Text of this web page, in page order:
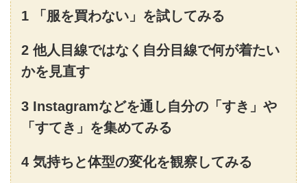
1 「服を買わない」を試してみる
2 他⼈⽬線ではなく⾃分⽬線で何が着たい
かを⾒直す
3 Instagramなどを通し⾃分の「すき」や
「すてき」を集めてみる
4 気持ちと体型の変化を観察してみる